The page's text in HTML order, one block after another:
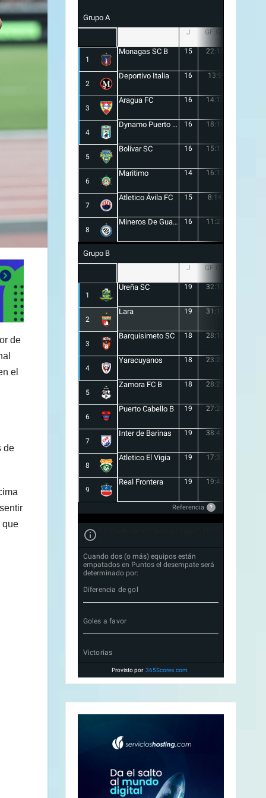
de
el
de
que
Grupo A
J GF:GC
1
Monagas SC B 15 22:15
2
Deportivo Italia 16 13:9
3
Aragua FC 16 14:12
4
Dynamo Puerto FC 16 18:16
5
Bolívar SC 16 15:17
6
Maritimo 14 16:13
7
Atletico Ávila FC 15 8:14
8
Mineros De Guayana 16 11:21
Grupo B
J GF:GC
1
Ureña SC 19 32:18
2
Lara 19 31:19
3
Barquisimeto SC 18 28:16
4
Yaracuyanos 18 23:20
5
Zamora FC B 18 28:25
6
Puerto Cabello B 19 27:26
7
Inter de Barinas 19 38:42
8
Atletico El Vigia 19 17:37
9
Real Frontera 19 19:40
Referencia ?
Cuando dos (o más) equipos están
empatados en Puntos el desempate será
determinado por:
Diferencia de gol
Goles a favor
Victorias
Provisto por 365Scores.com